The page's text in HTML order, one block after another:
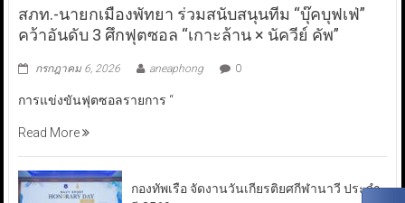
สภท.-นายกเมืองพัทยา ร่วมสนับสนุนทีม “บุ๊คบุฟเฟ่”
คว้าอันดับ 3 ศึกฟุตซอล “เกาะล้าน × นัควีย์ คัพ”
กรกฎาคม 6, 2026 aneaphong 0
การแข่งขันฟุตซอลรายการ “
Read More
กองทัพเรือ จัดงานวันเกียรติยศกีฬานาวี ประจำ